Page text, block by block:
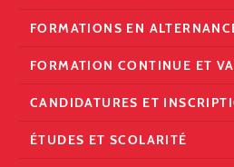
FORMATIONS EN
FORMATION CONTINUE ET
CANDIDATURES ET
ÉTUDES ET SCOLARITÉ